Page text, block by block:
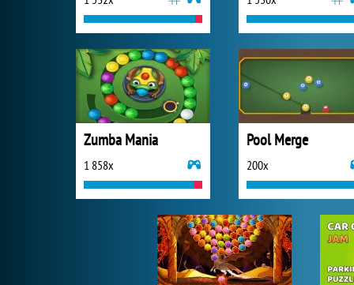
Zumba Mania
1 858x
Pool Merge
200x